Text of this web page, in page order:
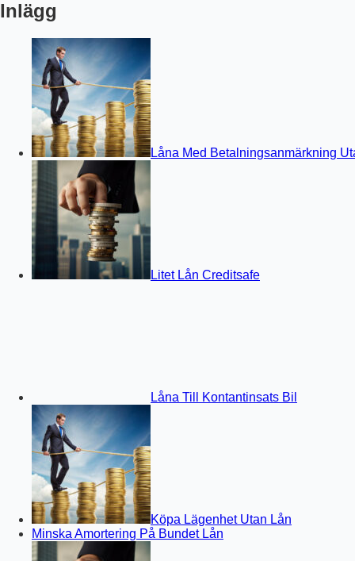
Inlägg
Låna Med Betalningsanmärkning
Litet Lån Creditsafe
Låna Till Kontantinsats Bil
Köpa Lägenhet Utan Lån
Minska Amortering På Bundet Lån